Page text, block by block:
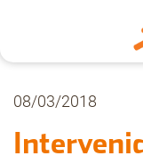
Nosotros
Secciones
08/03/2018